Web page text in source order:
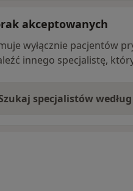
akceptowanych
wyłącznie pacjentów
innego specjalistę,
specjalistów